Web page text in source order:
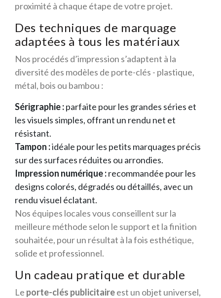
proximité à chaque étape de votre projet.
Des techniques de marquage
adaptées à tous les matériaux
Nos procédés d’impression s’adaptent à la
diversité des modèles de porte-clés - plastique,
métal, bois ou bambou :
Sérigraphie :parfaite pour les grandes séries et
les visuels simples, offrant un rendu net et
résistant.
Tampon :idéale pour les petits marquages précis
sur des surfaces réduites ou arrondies.
Impression numérique :recommandée pour les
designs colorés, dégradés ou détaillés, avec un
rendu visuel éclatant.
Nos équipes locales vous conseillent sur la
meilleure méthode selon le support et la finition
souhaitée, pour un résultat à la fois esthétique,
solide et professionnel.
Un cadeau pratique et durable
Le porte-clés publicitaireest un objet universel,